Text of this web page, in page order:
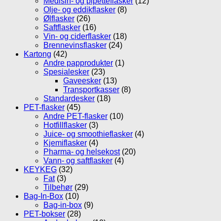
Olje- og eddikflasker (8)
Ølflasker (26)
Saftflasker (16)
Vin- og ciderflasker (18)
Brennevinsflasker (24)
Kartong (42)
Andre papprodukter (1)
Spesialesker (23)
Gaveesker (13)
Transportkasser (8)
Standardesker (18)
PET-flasker (45)
Andre PET-flasker (10)
Hotfillflasker (3)
Juice- og smoothieflasker (4)
Kjemiflasker (4)
Pharma- og helsekost(20)
Vann- og saftflasker (4)
KEYKEG (32)
Fat(3)
Tilbehør (29)
Bag-In-Box (10)
Bag-in-box (9)
PET-bokser (28)